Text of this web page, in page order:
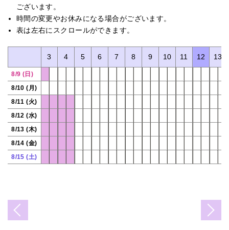
ございます。
時間の変更やお休みになる場合がございます。
表は左右にスクロールができます。
3 4 5 6 7 8 9 10 11 12 13
8/9 (日)
8/10 (月)
8/11 (火)
8/12 (水)
8/13 (木)
8/14 (金)
8/15 (土)